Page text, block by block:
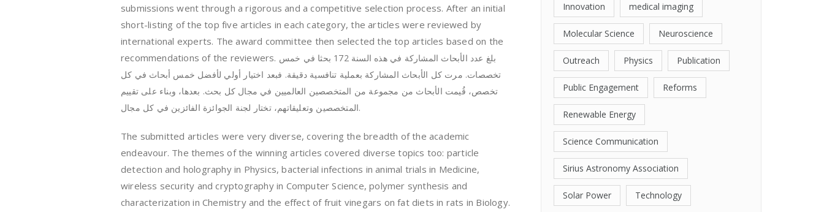
submissions went through a rigorous and a competitive selection process. After an initial
short-listing of the top five articles in each category, the articles were reviewed by
international experts. The award committee then selected the top articles based on the
recommendations of the reviewers. بلغ عدد الأبحاث المشاركة في هذه السنة 172 بحثا في خمس
تخصصات. مرت كل الأبحاث المشاركة بعملية تنافسية دقيقة. فبعد اختيار أولي لأفضل خمس أبحاث في كل
تخصص، قُيمت الأبحاث من مجموعة من المتخصصين العالميين في مجال كل بحث. بعدها، وبناء على تقييم
المتخصصين وتعليقاتهم، تختار لجنة الجوائزة الفائزين في كل مجال.
The submitted articles were very diverse, covering the breadth of the academic
endeavour. The themes of the winning articles covered diverse topics too: particle
detection and holography in Physics, bacterial infections in animal trials in Medicine,
wireless security and cryptography in Computer Science, polymer synthesis and
characterization in Chemistry and the effect of fruit vinegars on fat diets in rats in Biology.
Innovation medical imaging
Molecular Science Neuroscience
Outreach Physics Publication
Public Engagement Reforms
Renewable Energy
Science Communication
Sirius Astronomy Association
Solar Power Technology